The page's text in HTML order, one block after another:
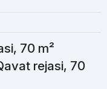
70 m²
rejasi, 70